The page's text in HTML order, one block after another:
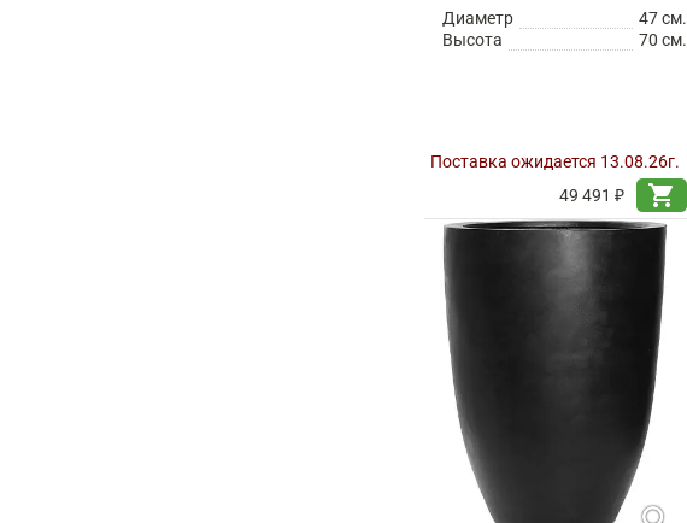
Диаметр
47 см.
Высота
70 см.
Поставка ожидается 13.08.26г.
49 491 ₽
shopping_cart